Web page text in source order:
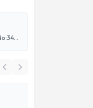
Esenkent Mahallesi, Aşık Veysel, Süleyman Demirel Cd. No:34, 34510 Esenyurt/İstanbul